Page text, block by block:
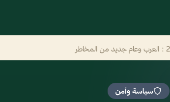
سياسة وأمن